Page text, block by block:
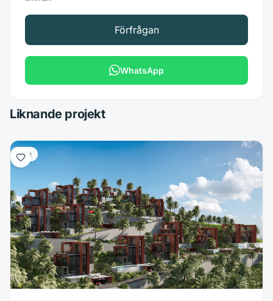
Förfrågan
WhatsApp
Liknande projekt
Villa